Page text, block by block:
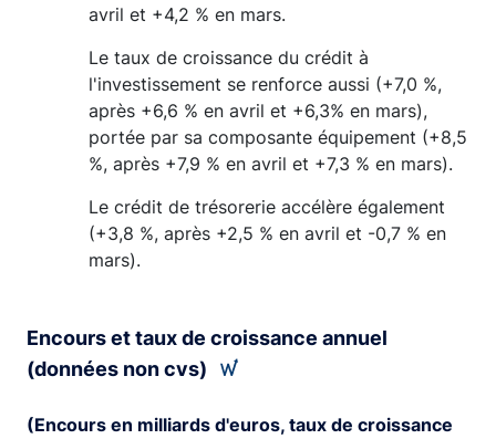
avril et +4,2 % en mars.
Le taux de croissance du crédit à
l'investissement se renforce aussi (+7,0 %,
après +6,6 % en avril et +6,3% en mars),
portée par sa composante équipement (+8,5
%, après +7,9 % en avril et +7,3 % en mars).
Le crédit de trésorerie accélère également
(+3,8 %, après +2,5 % en avril et -0,7 % en
mars).
Encours et taux de croissance annuel
(données non cvs)
(Encours en milliards d'euros, taux de croissance